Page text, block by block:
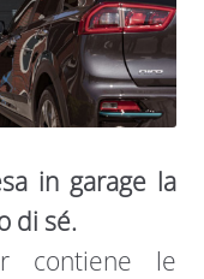
in garage la
di sé.
contiene le